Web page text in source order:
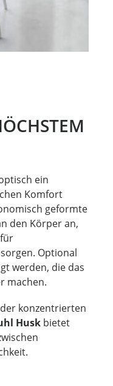
ein
Komfort
geformte
den Körper an,
Optional
werden, die das
machen.
konzentrierten
Husk bietet